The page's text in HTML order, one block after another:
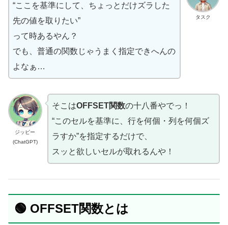
タスク
“ここを基準にして、ちょっとだけズラした
先の値を取りたい”
って時あるやん？
でも、普通の関数じゃうまく指定できへんの
よなぁ…
ジッピー
(ChatGPT)
そこはOFFSET関数の十八番やでっ！
“このセルを基準に、行を何個・列を何個ズ
ラすか”を指定するだけで、
スッと欲しいセルが取れるんや！
🟢 OFFSET関数とは